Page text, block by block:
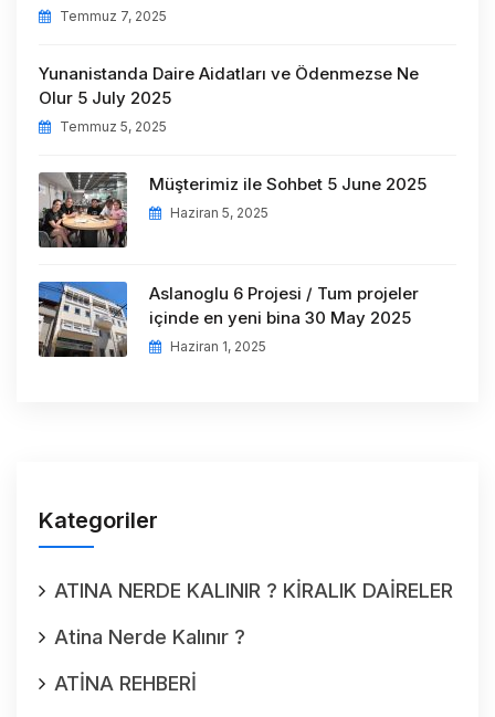
Temmuz 7, 2025
Yunanistanda Daire Aidatları ve Ödenmezse Ne
Olur 5 July 2025
Temmuz 5, 2025
Müşterimiz ile Sohbet 5 June 2025
Haziran 5, 2025
Aslanoglu 6 Projesi / Tum projeler
içinde en yeni bina 30 May 2025
Haziran 1, 2025
Kategoriler
ATINA NERDE KALINIR ? KİRALIK DAİRELER
Atina Nerde Kalınır ?
ATİNA REHBERİ